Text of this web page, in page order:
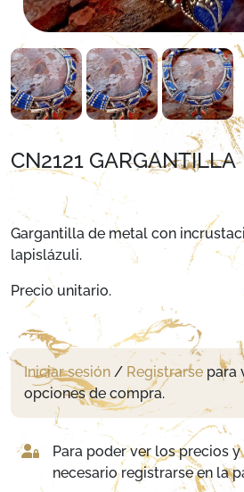
CN2121 GARGANTILLA
Gargantilla de metal con
lapislázuli.
Precio unitario.
Iniciar sesión / Registrarse para
opciones de compra.
Para poder ver los precios
necesario registrarse en la